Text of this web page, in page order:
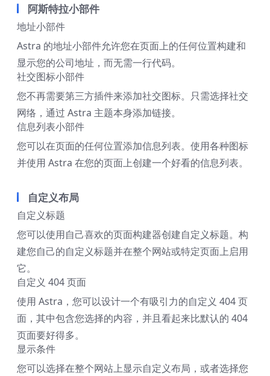
阿斯特拉小部件
地址小部件
Astra 的地址小部件允许您在页面上的任何位置构建和
显示您的公司地址，而无需一行代码。
社交图标小部件
您不再需要第三方插件来添加社交图标。只需选择社交
网络，通过 Astra 主题本身添加链接。
信息列表小部件
您可以在页面的任何位置添加信息列表。使用各种图标
并使用 Astra 在您的页面上创建一个好看的信息列表。
自定义布局
自定义标题
您可以使用自己喜欢的页面构建器创建自定义标题。构
建您自己的自定义标题并在整个网站或特定页面上启用
它。
自定义 404 页面
使用 Astra，您可以设计一个有吸引力的自定义 404 页
面，其中包含您选择的内容，并且看起来比默认的 404
页面要好得多。
显示条件
您可以选择在整个网站上显示自定义布局，或者选择您